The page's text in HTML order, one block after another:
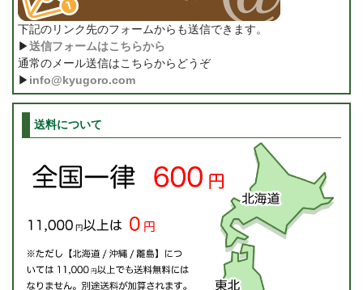
下記のリンク先のフォームからも送信できます。
▶送信フォームはこちらから
通常のメール送信はこちらからどうぞ
▶ info@kyugoro.com
送料について